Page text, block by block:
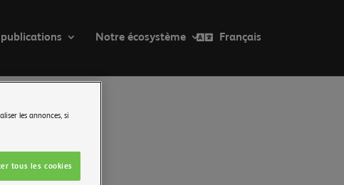
Notre écosystème Français
les annonces, si
tous les cookies